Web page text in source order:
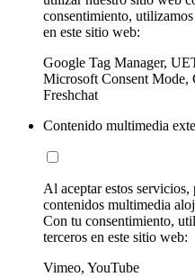
consentimiento,
en este sitio web:
Google Tag Manager,
Microsoft Consent Mode,
Freshchat
Contenido multimedia
Al aceptar estos
contenidos multimedia
Con tu consentimiento,
terceros en este sitio web:
Vimeo, YouTube